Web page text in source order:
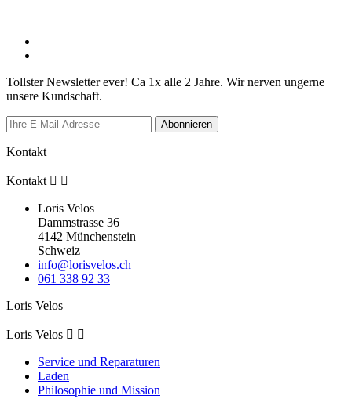
Tollster Newsletter ever! Ca 1x alle 2 Jahre. Wir nerven ungerne
unsere Kundschaft.
Abonnieren
Kontakt
Kontakt  
Loris Velos
Dammstrasse 36
4142 Münchenstein
Schweiz
info@lorisvelos.ch
061 338 92 33
Loris Velos
Loris Velos  
Service und Reparaturen
Laden
Philosophie und Mission